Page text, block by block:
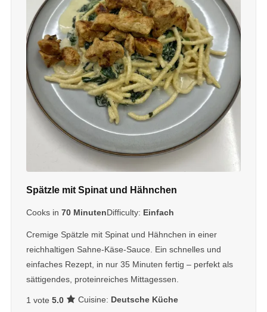
Spätzle mit Spinat und Hähnchen
Cooks in 70 MinutenDifficulty: Einfach
Cremige Spätzle mit Spinat und Hähnchen in einer
reichhaltigen Sahne-Käse-Sauce. Ein schnelles und
einfaches Rezept, in nur 35 Minuten fertig – perfekt als
sättigendes, proteinreiches Mittagessen.
1 vote 5.0 Cuisine: Deutsche Küche